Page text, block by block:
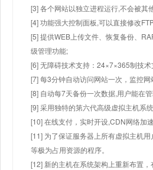
[3] 各个网站以独立进程运行,不会被
[4] 功能强大控制面板,可以直接修改
[5] 提供WEB上传文件、恢复备份、
级管理功能;
[6] 无障碍技术支持：24×7×365制技术
[7] 每3分钟自动访问网站一次，监控网
[8] 自动每7天备份一次数据,用户能在
[9] 采用独特的第六代高级虚拟主机系
[10] 在线支付，实时开设,CDN网络加
[11] 为了保证服务器上所有虚拟主机
等极为占用资源的程序。
[12] 新的主机在系统架构上重新布置